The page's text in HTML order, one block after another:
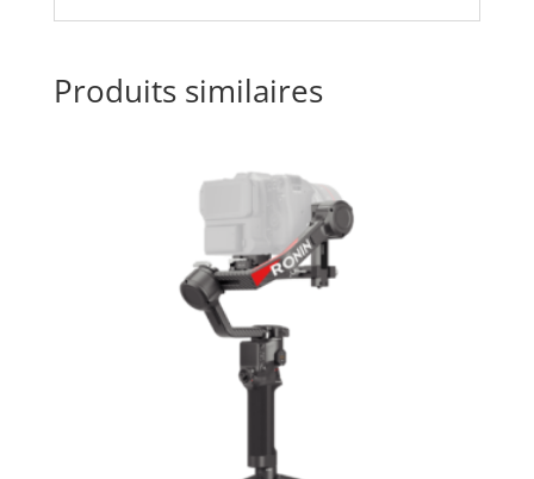
Produits similaires